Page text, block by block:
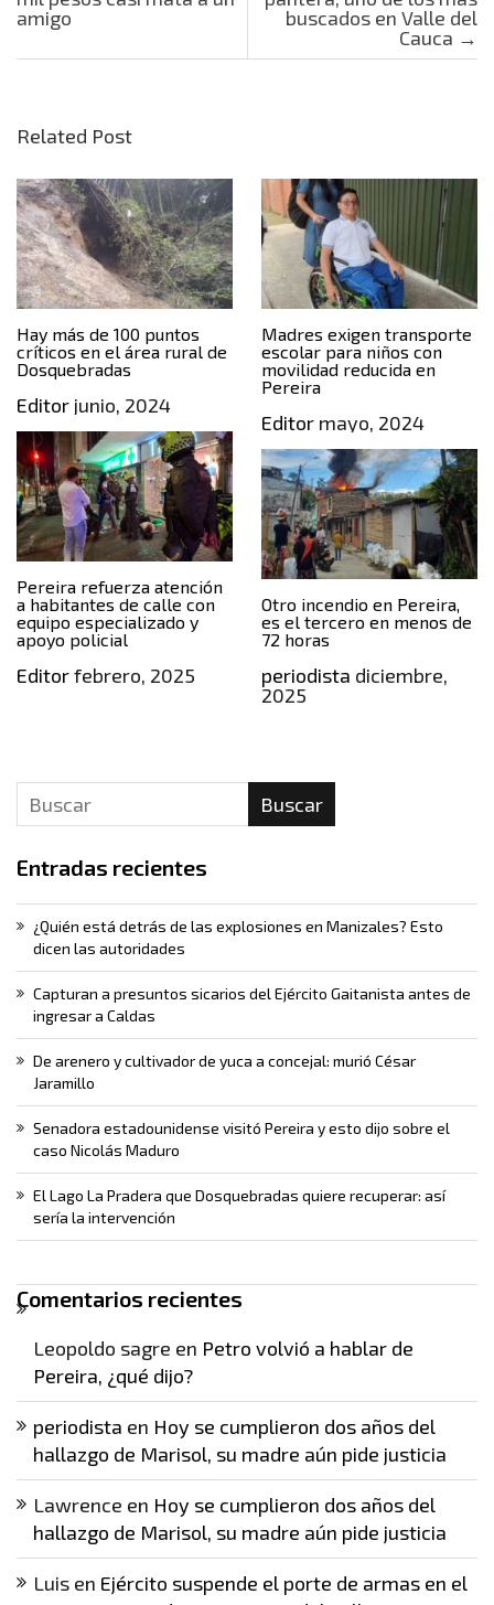
amigo
buscados en Valle del
Cauca →
Related Post
Hay más de 100 puntos
críticos en el área rural de
Dosquebradas
Editor junio, 2024
Madres exigen transporte
escolar para niños con
movilidad reducida en
Pereira
Editormayo, 2024
Pereira refuerza atención
a habitantes de calle con
equipo especializado y
apoyo policial
Editorfebrero, 2025
Otro incendio en Pereira,
es el tercero en menos de
72 horas
periodista diciembre,
2025
Buscar
Entradas recientes
¿Quién está detrás de las explosiones en Manizales? Esto
dicen las autoridades
Capturan a presuntos sicarios del Ejército Gaitanista antes de
ingresar a Caldas
De arenero y cultivador de yuca a concejal: murió César
Jaramillo
Senadora estadounidense visitó Pereira y esto dijo sobre el
caso Nicolás Maduro
El Lago La Pradera que Dosquebradas quiere recuperar: así
sería la intervención
Comentarios recientes
Leopoldo sagre en Petro volvió a hablar de
Pereira, ¿qué dijo?
periodista en Hoy se cumplieron dos años del
hallazgo de Marisol, su madre aún pide justicia
Lawrence en Hoy se cumplieron dos años del
hallazgo de Marisol, su madre aún pide justicia
Luis en Ejército suspende el porte de armas en el